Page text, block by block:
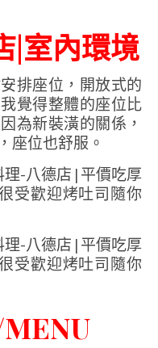
|室內環境
排座位，開放式的
覺得整體的座位比
為新裝潢的關係，
座位也舒服。